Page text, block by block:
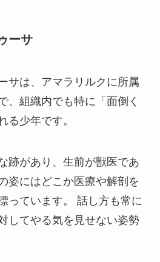
ーサ
サは、アマラリルクに所属
、組織内でも特に「面倒く
る少年です。
跡があり、生前が獣医であ
姿にはどこか医療や解剖を
っています。 話し方も常に
してやる気を見せない姿勢